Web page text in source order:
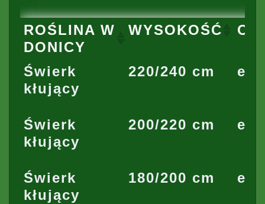
ROŚLINA W
DONICY
WYSOKOŚĆ
Świerk
kłujący
220/240 cm
Świerk
kłujący
200/220 cm
Świerk
kłujący
180/200 cm